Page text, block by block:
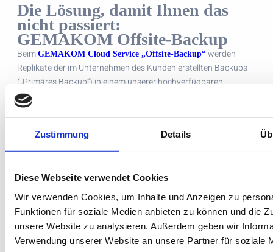
Zustimmung Details
Diese Webseite verwendet Cookies
Wir verwenden Cookies, um Inhalte und Anzeigen zu
Funktionen für soziale Medien anbieten zu können und die
unsere Website zu analysieren. Außerdem geben wir
Verwendung unserer Website an unsere Partner für soziale
Die Lösung, damit Ihnen das
nicht passiert:
GEMAKOM Offsite-Backup
Beim GEMAKOM Cloud Service „Offsite-Backup“ werden
Replikate der im Unternehmen des Kunden erstellten Backups
(„Primäres Backup“) in einem unserer hochverfügbaren
Rechenzentren auf Festplatten und Bändern in bestimmten
Intervallen gesichert („Sekundäres Backup“). Dieser Service
persistenten Datenspeicher („Cloud-Repository“) für die
Backup-Kopien der im Unternehmen des Kunden mit Veeam
Mit dem Offsite-Backup sind Sie auch bei einem Ransomware-
Angriff auf der sicheren Seite, weil Ihre Backup-Daten in einem
externen Speicherort liegen, auf den die Angreifer nicht
zugreifen können!
Hier bekommen Sie weitere Infos zu GEMAKOM Offsite-